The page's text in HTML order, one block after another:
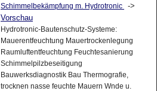
Schimmelbekämpfung m. Hydrotronic
->
Vorschau
Hydrotronic-Bautenschutz-Systeme:
Mauerentfeuchtung Mauertrockenlegung
Raumluftentfeuchtung Feuchtesanierung
Schimmelpilzbeseitigung
Bauwerksdiagnostik Bau Thermografie,
trocknen nasse feuchte Mauern Wnde u.